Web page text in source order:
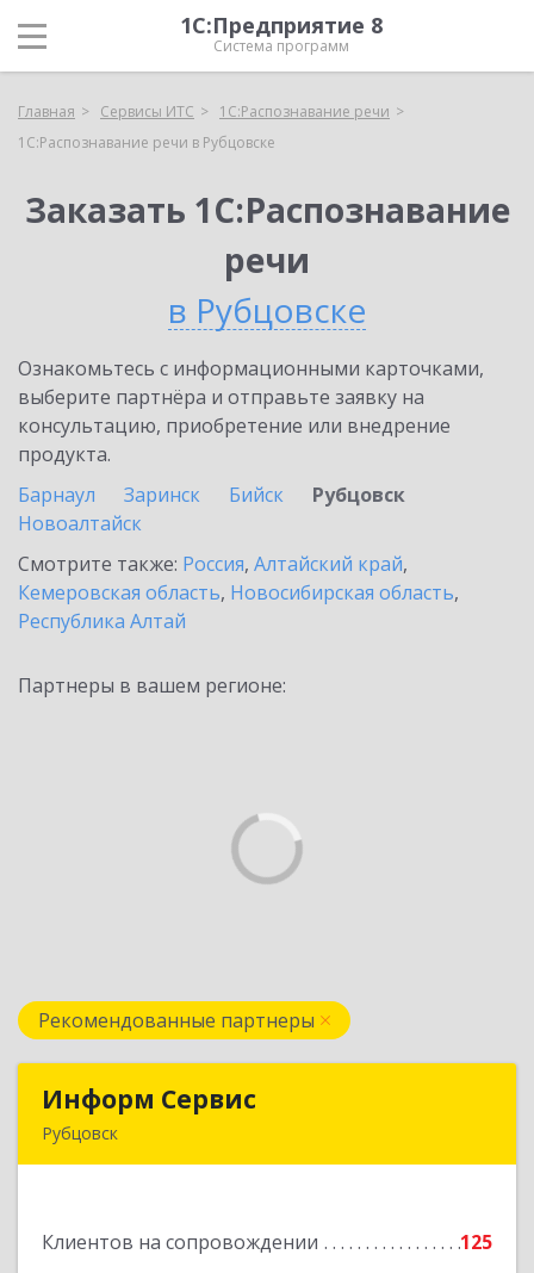
1С:Предприятие 8
Система программ
Главная Сервисы ИТС
1С:Распознавание речи
1С:Распознавание речи в Рубцовске
Заказать 1С:Распознавание
речи
в Рубцовске
Ознакомьтесь с информационными карточками,
выберите партнёра и отправьте заявку на
консультацию, приобретение или внедрение
продукта.
Барнаул
Заринск Бийск
Рубцовск
Новоалтайск
Смотрите также: Россия, Алтайский край,
Кемеровская область, Новосибирская область,
Республика Алтай
Партнеры в вашем регионе:
Рекомендованные партнеры
Информ Сервис
Рубцовск
Клиентов на сопровождении 125
Подробнее